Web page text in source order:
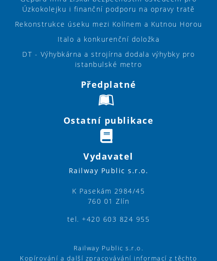
Úzkokolejku i finanční podporu na opravy tratě
Rekonstrukce úseku mezi Kolínem a Kutnou Horou
Italo a konkurenční doložka
DT - Výhybkárna a strojírna dodala výhybky pro
istanbulské metro
Předplatné
Ostatní publikace
Vydavatel
Railway Public s.r.o.
K Pasekám 2984/45
760 01 Zlín
tel. +420 603 824 955
Railway Public s.r.o.
Kopírování a další zpracovávání informací z těchto